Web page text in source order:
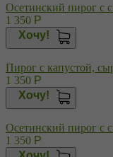
Осетинский пирог с
1 350 Р
Хочу!
Пирог с капустой,
1 350 Р
Хочу!
Осетинский пирог с
1 350 Р